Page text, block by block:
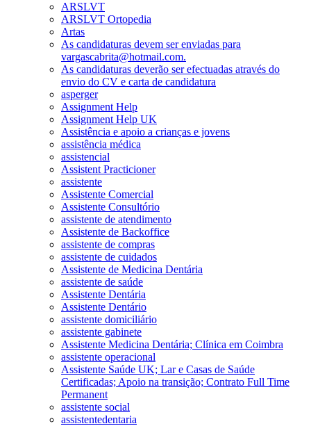
ARSLVT
ARSLVT Ortopedia
Artas
As candidaturas devem ser enviadas para
vargascabrita@hotmail.com.
As candidaturas deverão ser efectuadas através do
envio do CV e carta de candidatura
asperger
Assignment Help
Assignment Help UK
Assistência e apoio a crianças e jovens
assistência médica
assistencial
Assistent Practicioner
assistente
Assistente Comercial
Assistente Consultório
assistente de atendimento
Assistente de Backoffice
assistente de compras
assistente de cuidados
Assistente de Medicina Dentária
assistente de saúde
Assistente Dentária
Assistente Dentário
assistente domiciliário
assistente gabinete
Assistente Medicina Dentária; Clínica em Coimbra
assistente operacional
Assistente Saúde UK; Lar e Casas de Saúde
Certificadas; Apoio na transição; Contrato Full Time
Permanent
assistente social
assistentedentaria